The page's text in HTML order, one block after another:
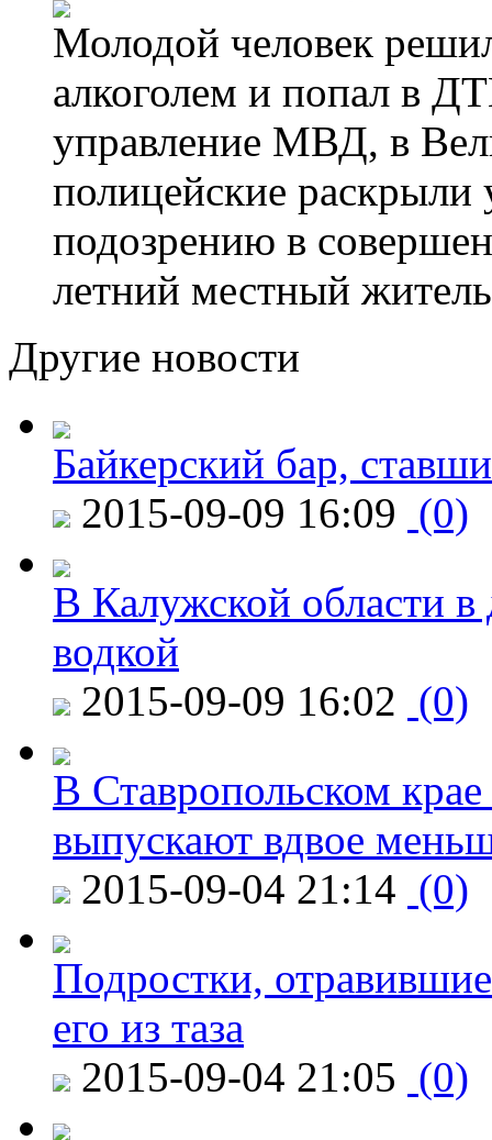
Молодой человек
алкоголем и попал в
управление МВД, в
полицейские
подозрению в
летний местный
Другие новости
Байкерский бар,
2015-09-09 16:09 (0)
В Калужской области в
водкой
2015-09-09 16:02 (0)
В Ставропольском
выпускают вдвое
2015-09-04 21:14 (0)
Подростки,
его из таза
2015-09-04 21:05 (0)